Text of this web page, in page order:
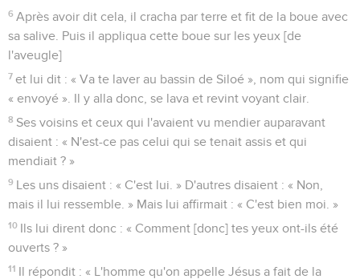
6 Après avoir dit cela, il cracha par terre et fit de la boue avec
sa salive. Puis il appliqua cette boue sur les yeux [de
l'aveugle]
7 et lui dit : « Va te laver au bassin de Siloé », nom qui signifie
« envoyé ». Il y alla donc, se lava et revint voyant clair.
8 Ses voisins et ceux qui l'avaient vu mendier auparavant
disaient : « N'est-ce pas celui qui se tenait assis et qui
mendiait ? »
9 Les uns disaient : « C'est lui. » D'autres disaient : « Non,
mais il lui ressemble. » Mais lui affirmait : « C'est bien moi. »
10 Ils lui dirent donc : « Comment [donc] tes yeux ont-ils été
ouverts ? »
11 Il répondit : « L'homme qu'on appelle Jésus a fait de la